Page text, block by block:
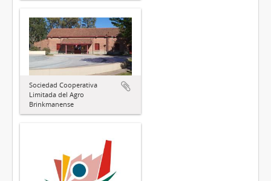
Sociedad Cooperativa
Limitada del Agro
Brinkmanense